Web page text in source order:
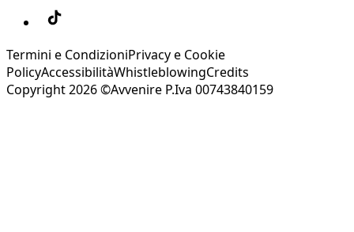
Termini e CondizioniPrivacy e Cookie
PolicyAccessibilitàWhistleblowingCredits
Copyright 2026 ©Avvenire P.Iva 00743840159